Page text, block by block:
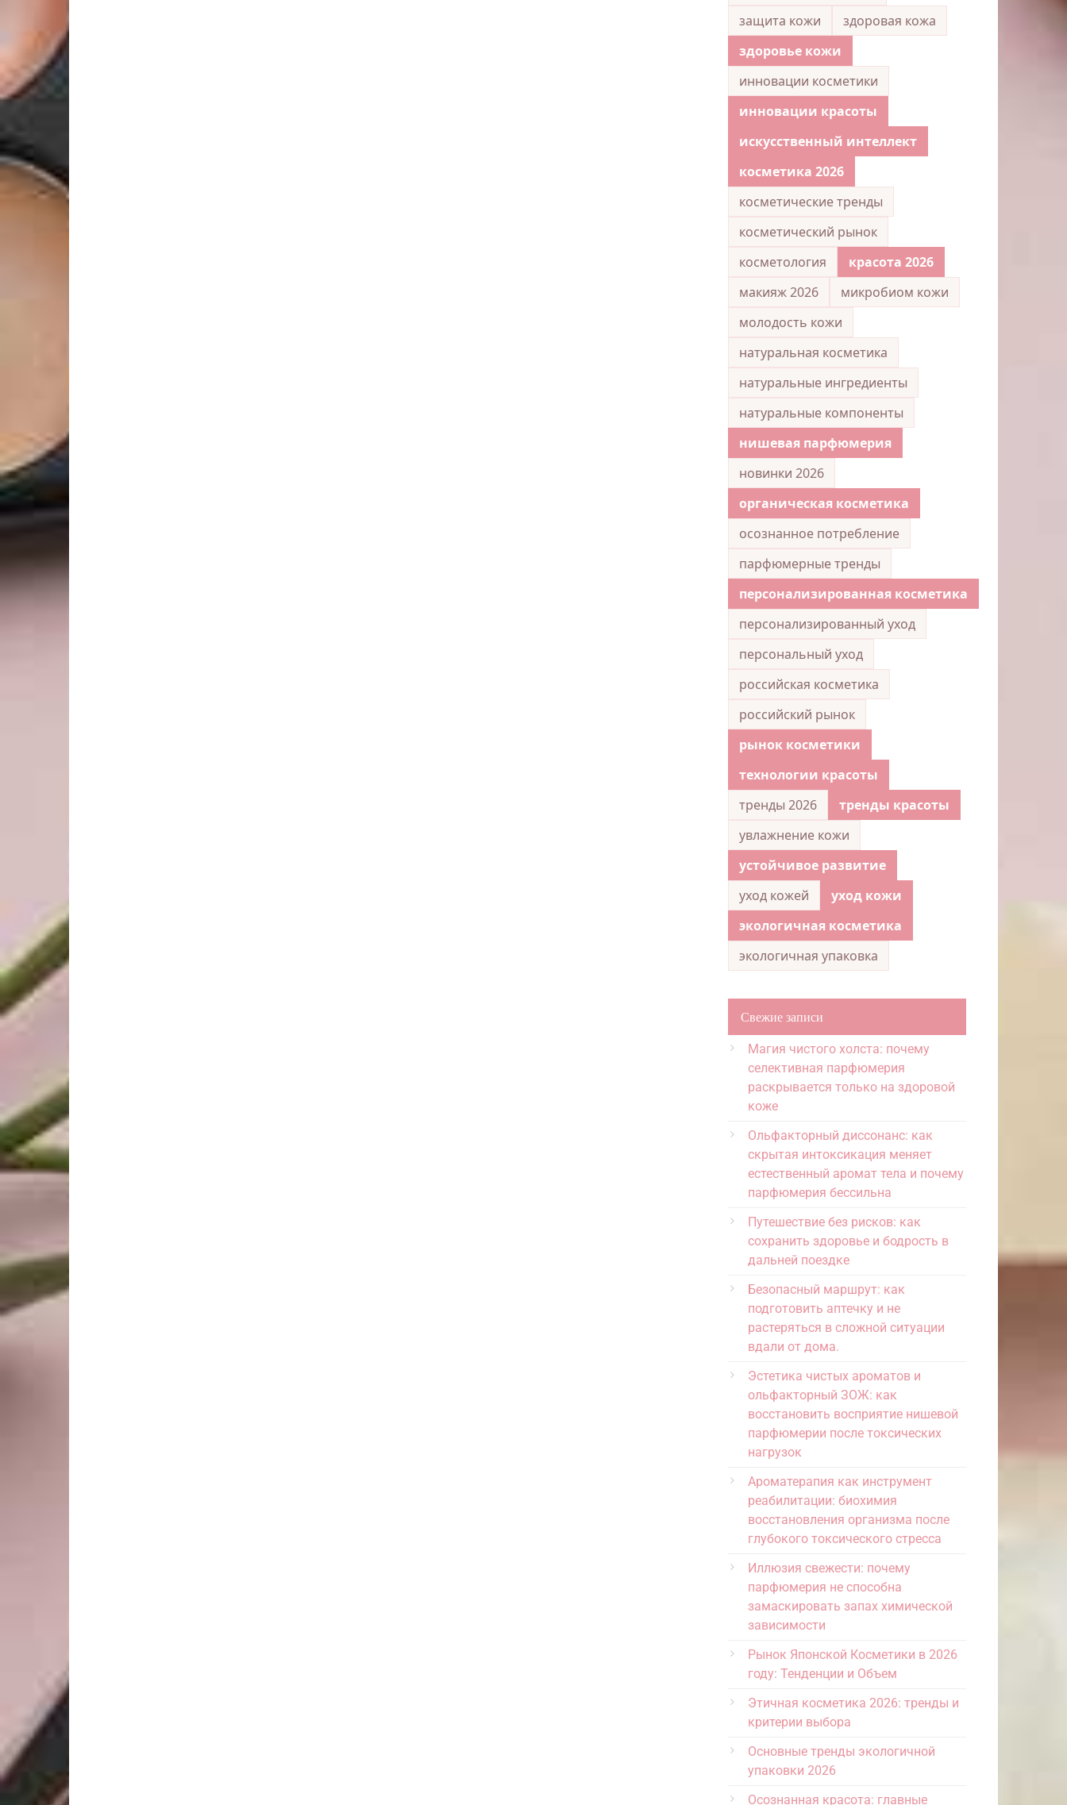
защита кожи
здоровая кожа
здоровье кожи
инновации косметики
инновации красоты
искусственный интеллект
косметика 2026
косметические тренды
косметический рынок
косметология
красота 2026
макияж 2026
микробиом кожи
молодость кожи
натуральная косметика
натуральные ингредиенты
натуральные компоненты
нишевая парфюмерия
новинки 2026
органическая косметика
осознанное потребление
парфюмерные тренды
персонализированная косметика
персонализированный уход
персональный уход
российская косметика
российский рынок
рынок косметики
технологии красоты
тренды 2026
тренды красоты
увлажнение кожи
устойчивое развитие
уход кожей
уход кожи
экологичная косметика
экологичная упаковка
Свежие записи
Магия чистого холста: почему
селективная парфюмерия
раскрывается только на здоровой
коже
Ольфакторный диссонанс: как
скрытая интоксикация меняет
естественный аромат тела и почему
парфюмерия бессильна
Путешествие без рисков: как
сохранить здоровье и бодрость в
дальней поездке
Безопасный маршрут: как
подготовить аптечку и не
растеряться в сложной ситуации
вдали от дома.
Эстетика чистых ароматов и
ольфакторный ЗОЖ: как
восстановить восприятие нишевой
парфюмерии после токсических
нагрузок
Ароматерапия как инструмент
реабилитации: биохимия
восстановления организма после
глубокого токсического стресса
Иллюзия свежести: почему
парфюмерия не способна
замаскировать запах химической
зависимости
Рынок Японской Косметики в 2026
году: Тенденции и Объем
Этичная косметика 2026: тренды и
критерии выбора
Основные тренды экологичной
упаковки 2026
Осознанная красота: главные